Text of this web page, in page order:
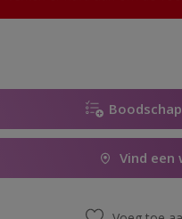
Vind een